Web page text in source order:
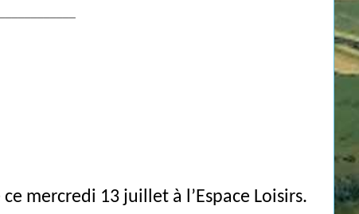
mercredi 13 juillet à l’Espace Loisirs.